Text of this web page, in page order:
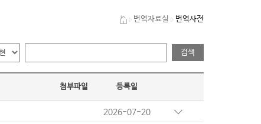
번역자료실 번역사전
검색
첨부파일 등록일
2026-07-20